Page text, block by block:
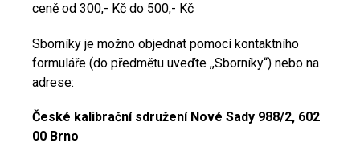
ceně od 300,- Kč do 500,- Kč
Sborníky je možno objednat pomocí kontaktního
formuláře (do předmětu uveďte ,,Sborníky“) nebo na
adrese:
České kalibrační sdružení Nové Sady 988/2, 602
00 Brno